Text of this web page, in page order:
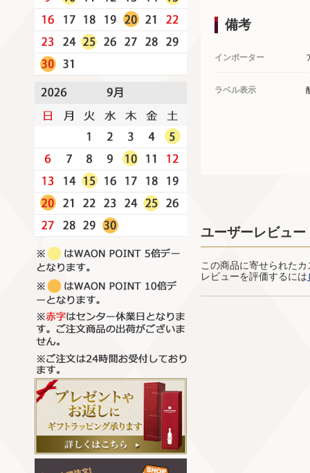
備考
インポーター
ラベル表示
ユーザーレビュー
この商品に寄せられた
レビューを評価するには